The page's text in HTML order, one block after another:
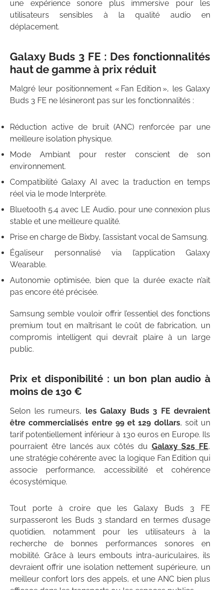
une expérience sonore plus immersive pour les
utilisateurs sensibles à la qualité audio en
déplacement.
Galaxy Buds 3 FE : Des fonctionnalités
haut de gamme à prix réduit
Malgré leur positionnement « Fan Edition », les Galaxy
Buds 3 FE ne lésineront pas sur les fonctionnalités :
Réduction active de bruit (ANC) renforcée par une
meilleure isolation physique.
Mode Ambiant pour rester conscient de son
environnement.
Compatibilité Galaxy AI avec la traduction en temps
réel via le mode Interprète.
Bluetooth 5.4 avec LE Audio, pour une connexion plus
stable et une meilleure qualité.
Prise en charge de Bixby, l’assistant vocal de Samsung.
Égaliseur personnalisé via l’application Galaxy
Wearable.
Autonomie optimisée, bien que la durée exacte n’ait
pas encore été précisée.
Samsung semble vouloir offrir l’essentiel des fonctions
premium tout en maîtrisant le coût de fabrication, un
compromis intelligent qui devrait plaire à un large
public.
Prix et disponibilité : un bon plan audio à
moins de 130 €
Selon les rumeurs, les Galaxy Buds 3 FE devraient
être commercialisés entre 99 et 129 dollars, soit un
tarif potentiellement inférieur à 130 euros en Europe. Ils
pourraient être lancés aux côtés du Galaxy S25 FE,
une stratégie cohérente avec la logique Fan Edition qui
associe performance, accessibilité et cohérence
écosystémique.
Tout porte à croire que les Galaxy Buds 3 FE
surpasseront les Buds 3 standard en termes d’usage
quotidien, notamment pour les utilisateurs à la
recherche de bonnes performances sonores en
mobilité. Grâce à leurs embouts intra-auriculaires, ils
devraient offrir une isolation nettement supérieure, un
meilleur confort lors des appels, et une ANC bien plus